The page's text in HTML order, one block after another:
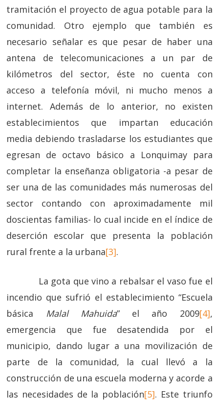
tramitación el proyecto de agua potable para la
comunidad. Otro ejemplo que también es
necesario señalar es que pesar de haber una
antena de telecomunicaciones a un par de
kilómetros del sector, éste no cuenta con
acceso a telefonía móvil, ni mucho menos a
internet. Además de lo anterior, no existen
establecimientos que impartan educación
media debiendo trasladarse los estudiantes que
egresan de octavo básico a Lonquimay para
completar la enseñanza obligatoria -a pesar de
ser una de las comunidades más numerosas del
sector contando con aproximadamente mil
doscientas familias- lo cual incide en el índice de
deserción escolar que presenta la población
rural frente a la urbana[3].
La gota que vino a rebalsar el vaso fue el
incendio que sufrió el establecimiento “Escuela
básica Malal Mahuida” el año 2009[4],
emergencia que fue desatendida por el
municipio, dando lugar a una movilización de
parte de la comunidad, la cual llevó a la
construcción de una escuela moderna y acorde a
las necesidades de la población[5]. Este triunfo